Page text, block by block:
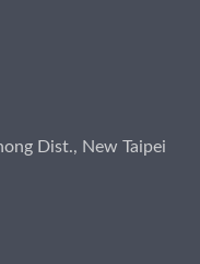
Dist., New Taipei